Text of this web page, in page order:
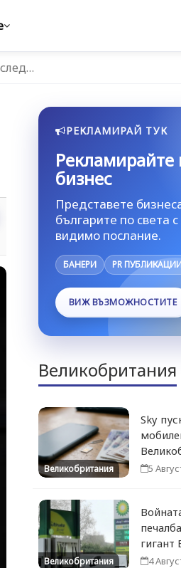
РЕКЛАМИРАЙ ТУК
бизнес
Представете
българите по света
видимо послание.
БАНЕРИ PR
ВИЖ ВЪЗМОЖНОСТИТЕ
Великобритания
Великобритания
Sky
5
Великобритания
гигант
4